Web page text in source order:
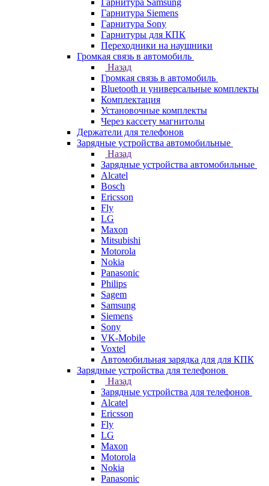
Гарнитура Samsung
Гарнитура Siemens
Гарнитура Sony
Гарнитуры для КПК
Переходники на наушники
Громкая связь в автомобиль
Назад
Громкая связь в автомобиль
Bluetooth и универсальные комплекты
Комплектация
Установочные комплекты
Через кассету магнитолы
Держатели для телефонов
Зарядные устройства автомобильные
Назад
Зарядные устройства автомобильные
Alcatel
Bosch
Ericsson
Fly
LG
Maxon
Mitsubishi
Motorola
Nokia
Panasonic
Philips
Sagem
Samsung
Siemens
Sony
VK-Mobile
Voxtel
Автомобильная зарядка для для КПК
Зарядные устройства для телефонов
Назад
Зарядные устройства для телефонов
Alcatel
Ericsson
Fly
LG
Maxon
Motorola
Nokia
Panasonic